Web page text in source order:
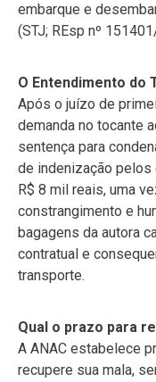
embarque e
(STJ; REsp nº
O Entendimento do
Após o juízo de
demanda no tocante
sentença para
de indenização
R$ 8 mil reais, uma
constrangimento e
bagagens da autora
contratual e
transporte.
Qual o prazo para
A ANAC estabelece
recupere sua mala,